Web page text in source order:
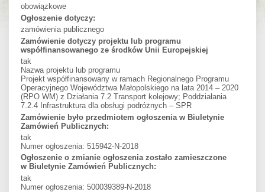
obowiązkowe
Ogłoszenie dotyczy:
zamówienia publicznego
Zamówienie dotyczy projektu lub programu
współfinansowanego ze środków Unii Europejskiej
tak
Nazwa projektu lub programu
Projekt współfinansowany w ramach Regionalnego Programu
Operacyjnego Województwa Małopolskiego na lata 2014 – 2020
(RPO WM) z Działania 7.2 Transport kolejowy; Poddziałania
7.2.4 Infrastruktura dla obsługi podróżnych – SPR
Zamówienie było przedmiotem ogłoszenia w Biuletynie
Zamówień Publicznych:
tak
Numer ogłoszenia: 515942-N-2018
Ogłoszenie o zmianie ogłoszenia zostało zamieszczone
w Biuletynie Zamówień Publicznych:
tak
Numer ogłoszenia: 500039389-N-2018